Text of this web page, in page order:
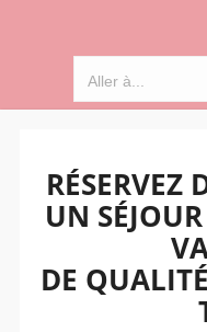
Aller à...
RÉSERVEZ
UN
DE